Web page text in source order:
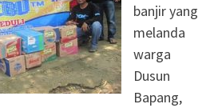
banjir yang
melanda
warga
Dusun
Bapang,